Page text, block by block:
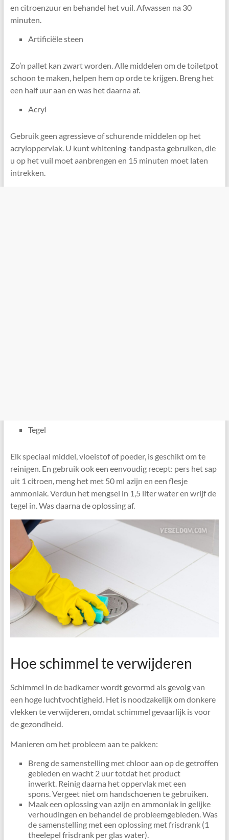
en citroenzuur en behandel het vuil. Afwassen na 30
minuten.
Artificiële steen
Zo’n pallet kan zwart worden. Alle middelen om de toiletpot
schoon te maken, helpen hem op orde te krijgen. Breng het
een half uur aan en was het daarna af.
Acryl
Gebruik geen agressieve of schurende middelen op het
acryloppervlak. U kunt whitening-tandpasta gebruiken, die
u op het vuil moet aanbrengen en 15 minuten moet laten
intrekken.
Tegel
Elk speciaal middel, vloeistof of poeder, is geschikt om te
reinigen. En gebruik ook een eenvoudig recept: pers het sap
uit 1 citroen, meng het met 50 ml azijn en een flesje
ammoniak. Verdun het mengsel in 1,5 liter water en wrijf de
tegel in. Was daarna de oplossing af.
Hoe schimmel te verwijderen
Schimmel in de badkamer wordt gevormd als gevolg van
een hoge luchtvochtigheid. Het is noodzakelijk om donkere
vlekken te verwijderen, omdat schimmel gevaarlijk is voor
de gezondheid.
Manieren om het probleem aan te pakken:
Breng de samenstelling met chloor aan op de getroffen
gebieden en wacht 2 uur totdat het product
inwerkt. Reinig daarna het oppervlak met een
spons. Vergeet niet om handschoenen te gebruiken.
Maak een oplossing van azijn en ammoniak in gelijke
verhoudingen en behandel de probleemgebieden. Was
de samenstelling met een oplossing met frisdrank (1
theelepel frisdrank per glas water).